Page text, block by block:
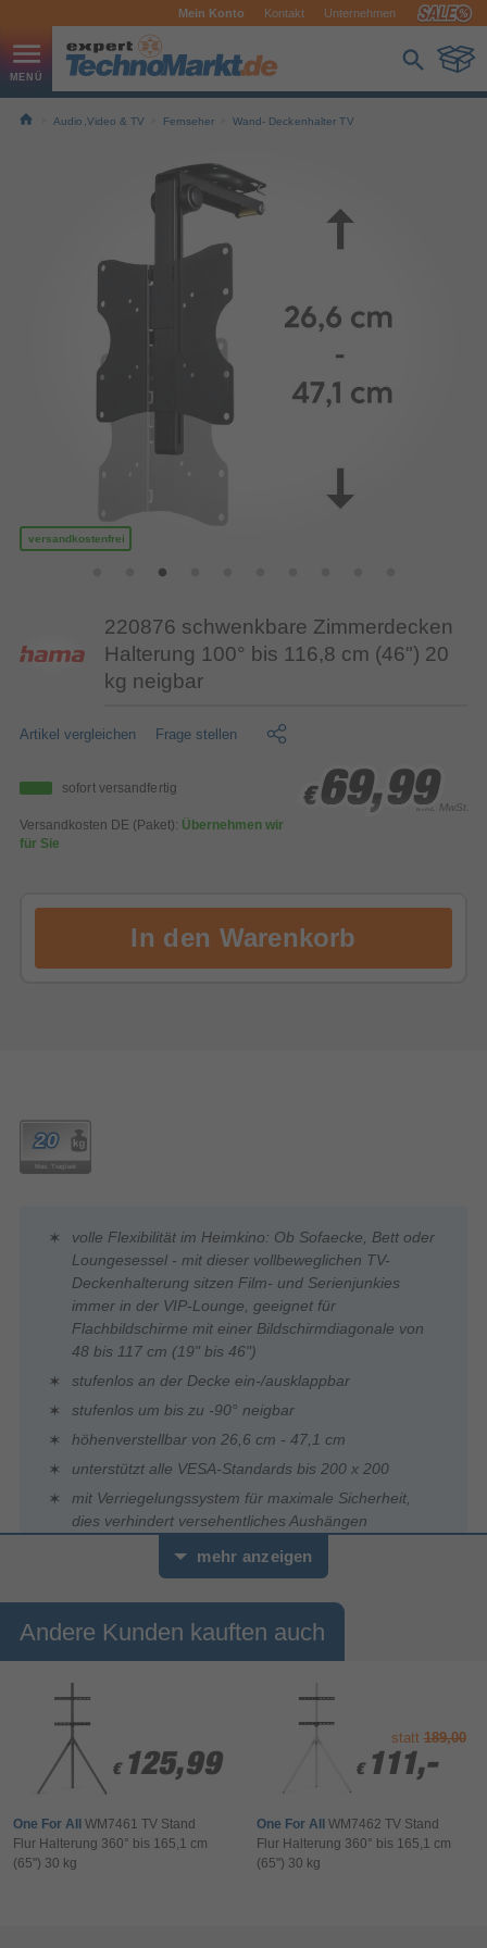
Mein Konto Kontakt Unternehmen
Audio,Video & TV Fernseher Wand- Deckenhalter TV
versandkostenfrei
220876 schwenkbare Zimmerdecken
Halterung 100° bis 116,8 cm (46") 20
kg neigbar
Artikel vergleichen Frage stellen
sofort versandfertig
Versandkosten DE (Paket): Übernehmen wir
für Sie
€ 69,99
€ 69,99
€ 69,99inkl. MwSt.
volle Flexibilität im Heimkino: Ob Sofaecke, Bett oder
Loungesessel - mit dieser vollbeweglichen TV-
Deckenhalterung sitzen Film- und Serienjunkies
immer in der VIP-Lounge, geeignet für
Flachbildschirme mit einer Bildschirmdiagonale von
48 bis 117 cm (19" bis 46")
stufenlos an der Decke ein-/ausklappbar
stufenlos um bis zu -90° neigbar
höhenverstellbar von 26,6 cm - 47,1 cm
unterstützt alle VESA-Standards bis 200 x 200
mit Verriegelungssystem für maximale Sicherheit,
dies verhindert versehentliches Aushängen
Fernseher ideal außer Reichweite von Kindern und
Haustieren platzieren
perfekt für die flexible Deckenbefestigung von
Flachbildschirmen zu Hause im Wohnzimmer oder
und Bars
10-Jahres-Garantie
10 Jahre Garantie: ein Garantieversprechen an die
Langlebigkeit, weit über die gesetzliche Gewährleistung hinaus
Geprüfte Qualität
mehr anzeigen
Andere Kunden kauften auch
€ 125,99
€ 125,99
One For All WM7461 TV Stand
Flur Halterung 360° bis 165,1 cm
(65") 30 kg
statt189,00
€ 111,-
€ 111,-
One For All WM7462 TV Stand
Flur Halterung 360° bis 165,1 cm
(65") 30 kg